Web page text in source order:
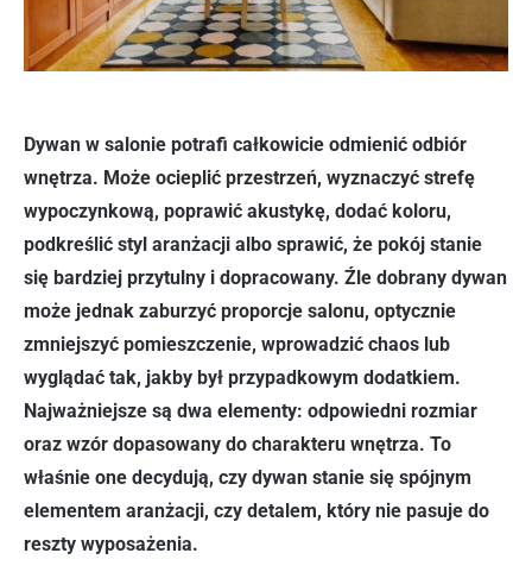
Dywan w salonie potrafi całkowicie odmienić odbiór
wnętrza. Może ocieplić przestrzeń, wyznaczyć strefę
wypoczynkową, poprawić akustykę, dodać koloru,
podkreślić styl aranżacji albo sprawić, że pokój stanie
się bardziej przytulny i dopracowany. Źle dobrany dywan
może jednak zaburzyć proporcje salonu, optycznie
zmniejszyć pomieszczenie, wprowadzić chaos lub
wyglądać tak, jakby był przypadkowym dodatkiem.
Najważniejsze są dwa elementy: odpowiedni rozmiar
oraz wzór dopasowany do charakteru wnętrza. To
właśnie one decydują, czy dywan stanie się spójnym
elementem aranżacji, czy detalem, który nie pasuje do
reszty wyposażenia.